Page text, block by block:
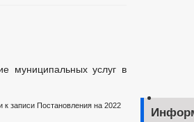
муниципальных услуг в
к записи Постановления на 2022